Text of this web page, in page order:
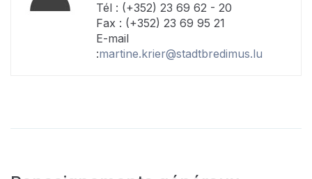
Tél : (+352) 23 69 62 - 20
Fax : (+352) 23 69 95 21
E-mail
:martine.krier@stadtbredimus.lu